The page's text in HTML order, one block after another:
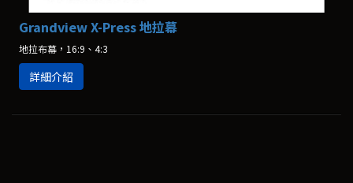
Grandview X-Press 地拉幕
地拉布幕，16:9、4:3
詳細介紹